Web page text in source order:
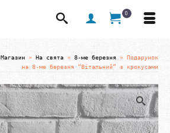
0
Магазин » На свята » 8-ме березня » Подарунок
на 8-ме березня “Вітальний” з крокусами